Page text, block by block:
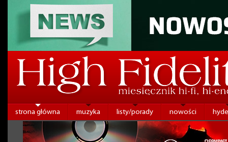
strona główna muzyka listy/porady nowości